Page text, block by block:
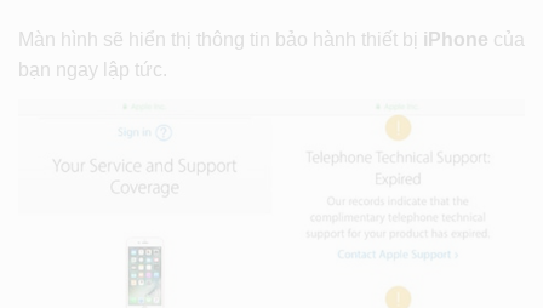
Màn hình sẽ hiển thị thông tin bảo hành thiết bị iPhone của
bạn ngay lập tức.